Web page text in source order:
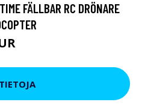
FÄLLBAR RC DRÖNARE